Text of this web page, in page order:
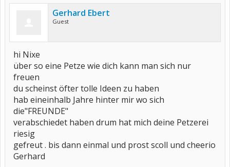
Gerhard Ebert
Guest
hi Nixe
über so eine Petze wie dich kann man sich nur
freuen
du scheinst öfter tolle Ideen zu haben
hab eineinhalb Jahre hinter mir wo sich
die"FREUNDE"
verabschiedet haben drum hat mich deine Petzerei
riesig
gefreut . bis dann einmal und prost scoll und cheerio
Gerhard